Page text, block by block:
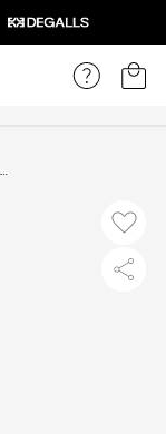
BOLSA P COURO FLOATER NEW SAND